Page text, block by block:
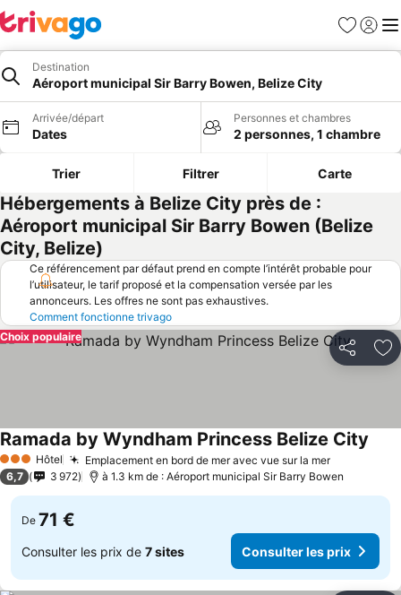
Favoris
Se
Destination
Aéroport municipal Sir Barry Bowen, Belize City
Arrivée/départ
Dates
Personnes et chambres
2 personnes, 1 chambre
Trier Filtrer Carte
Hébergements à Belize City près de :
Aéroport municipal Sir Barry Bowen (Belize
City, Belize)
Ce référencement par défaut prend en compte l’intérêt probable pour
l’utilisateur, le tarif proposé et la compensation versée par les
annonceurs. Les offres ne sont pas exhaustives.
Comment fonctionne trivago
Partager
Choix populaire
3 ÉtoilesHôtel Emplacement en bord de mer avec vue sur la mer
Ramada by Wyndham Princess Belize City
6,7 3 972 à 1.3 km de : Aéroport municipal Sir Barry Bowen
De 71 €
Consulter les prix de 7 sites Consulter les prix